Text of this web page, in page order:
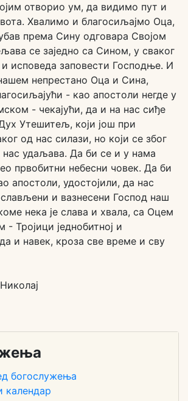
отворио ум, да видимо пут и
Хвалимо и благосиљајмо Оца,
према Сину одговара Својом
се заједно са Сином, у сваког
исповеда заповести Господње. И
непрестано Оца и Сина,
- као апостоли негде у
- чекајући, да и на нас сиђе
Утешитељ, који још при
од нас силази, но који се због
удаљава. Да би се и у нама
првобитни небесни човек. Да би
апостоли, удостојили, да нас
и вазнесени Господ наш
нека је слава и хвала, са Оцем
Тројици једнобитној и
и навек, кроза све време и сву
богослужења
календар